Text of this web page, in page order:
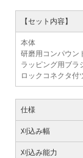
【セット内容】
本体
研磨用コンパウン
ラッピング用ブラ
ロックコネクタ付
仕様
刈込み幅
刈込み能力